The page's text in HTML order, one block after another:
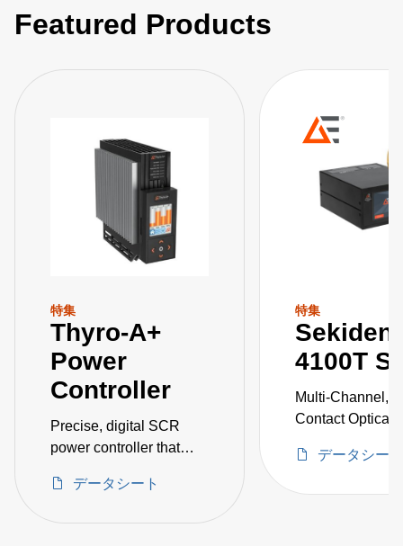
Featured Products
特集
Thyro-A+
Power
Controller
Precise, digital SCR
power controller that
650 A and voltages up to
データシート
特集
4100T
Multi-Channel,
Contact Optical
withデータシート